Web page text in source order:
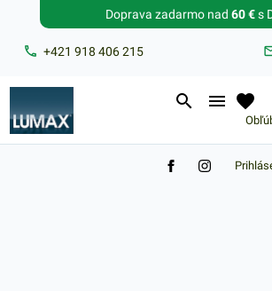
+421 918 406 215
Doprava zadarmo nad 60 €s
Zabudnuté heslo?